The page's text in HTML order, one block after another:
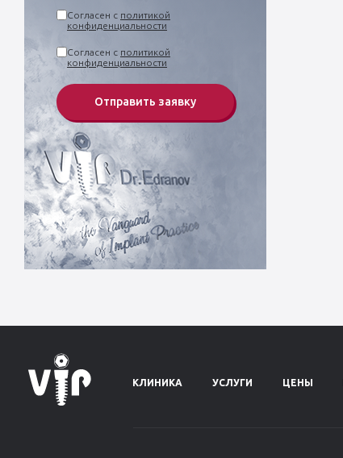
Согласен с политикой
конфиденциальности
Согласен с политикой
конфиденциальности
Отправить заявку
КЛИНИКА УСЛУГИ ЦЕНЫ